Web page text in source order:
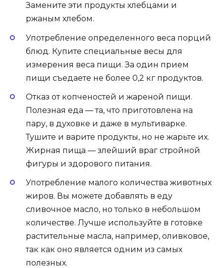
Замените эти продукты хлебцами и
ржаным хлебом.
Употребление определенного веса порций
блюд. Купите специальные весы для
измерения веса пищи. За один прием
пищи съедаете не более 0,2 кг продуктов.
Отказ от копченостей и жареной пищи.
Полезная еда — та, что приготовлена на
пару, в духовке и даже в мультиварке.
Тушите и варите продукты, но не жарьте их.
Жирная пища — злейший враг стройной
фигуры и здорового питания.
Употребление малого количества животных
жиров. Вы можете добавлять в еду
сливочное масло, но только в небольшом
количестве. Лучше используйте в готовке
растительные масла, например, оливковое,
так как оно является одним из самых
полезных.